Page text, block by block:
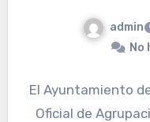
admin
No
El Ayuntamiento
Oficial de